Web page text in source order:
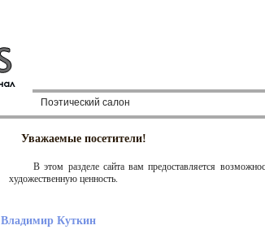
Поэтический салон
Уважаемые посетители!
В этом разделе сайта вам предоставляется
художественную ценность.
Владимир Куткин